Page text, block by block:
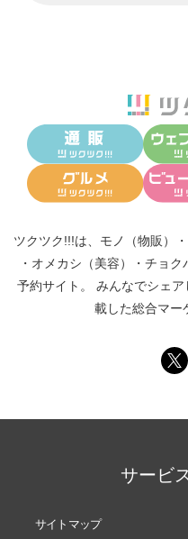
ツクツク!!!は、 モノ（物販） ・
・ オメカシ（美容） ・ チョク
予約サイト。
みんなでシェア
載した総合マー
サービ
サイトマップ